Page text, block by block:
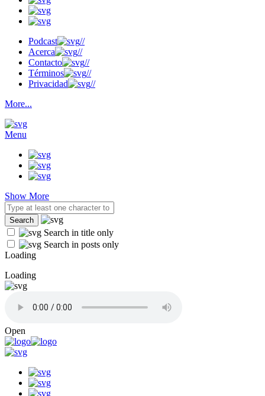
Podcast
//
Acerca
//
Contacto
//
Términos
//
Privacidad
//
More...
Menu
Show More
Search in title only
Search in posts only
Loading
Loading
Open